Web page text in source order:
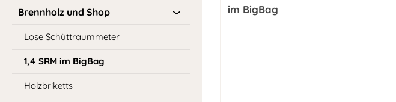
Brennholz und Shop
Lose Schüttraummeter
1,4 SRM im BigBag
Holzbriketts
im BigBag